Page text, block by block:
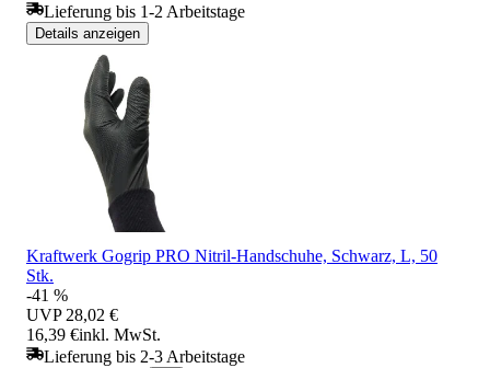
Lieferung bis 1-2 Arbeitstage
Details anzeigen
Kraftwerk Gogrip PRO Nitril-Handschuhe, Schwarz, L, 50
Stk.
-41 %
UVP 28,02 €
16,39 €inkl. MwSt.
Lieferung bis 2-3 Arbeitstage